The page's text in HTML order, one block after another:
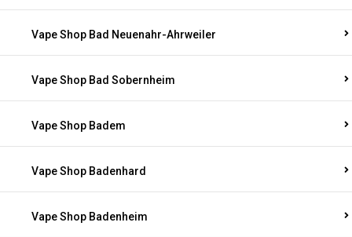
Vape Shop Bad Neuenahr-Ahrweiler
Vape Shop Bad Sobernheim
Vape Shop Badem
Vape Shop Badenhard
Vape Shop Badenheim